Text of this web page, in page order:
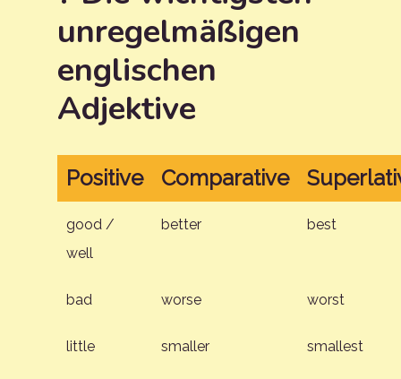
unregelmäßigen
englischen
Adjektive
Positive Comparative
good /
well
better best
bad worse worst
little smaller smallest